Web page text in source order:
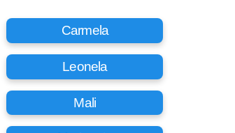
Carmela
Leonela
Mali